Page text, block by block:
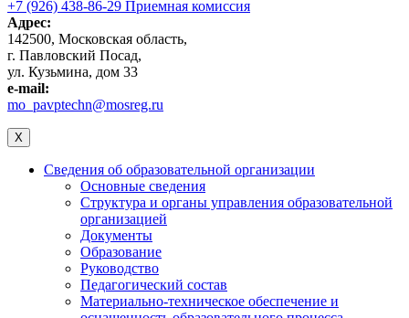
+7 (926) 438-86-29 Приемная комиссия
Адрес:
142500, Московская область,
г. Павловский Посад,
ул. Кузьмина, дом 33
e-mail:
mo_pavptechn@mosreg.ru
X
Сведения об образовательной организации
Основные сведения
Структура и органы управления образовательной
организацией
Документы
Образование
Руководство
Педагогический состав
Материально-техническое обеспечение и